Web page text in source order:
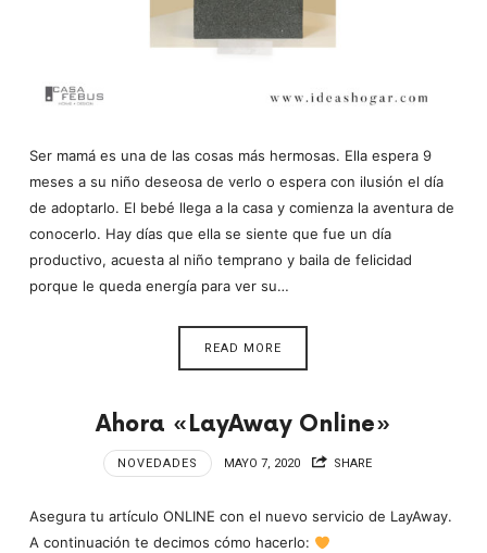
Ser mamá es una de las cosas más hermosas. Ella espera 9
meses a su niño deseosa de verlo o espera con ilusión el día
de adoptarlo. El bebé llega a la casa y comienza la aventura de
conocerlo. Hay días que ella se siente que fue un día
productivo, acuesta al niño temprano y baila de felicidad
porque le queda energía para ver su…
READ MORE
Ahora «LayAway Online»
NOVEDADES MAYO 7, 2020 SHARE
Asegura tu artículo ONLINE con el nuevo servicio de LayAway.
A continuación te decimos cómo hacerlo: